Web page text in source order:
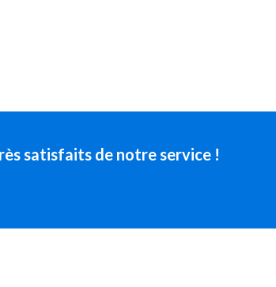
satisfaits de notre service !